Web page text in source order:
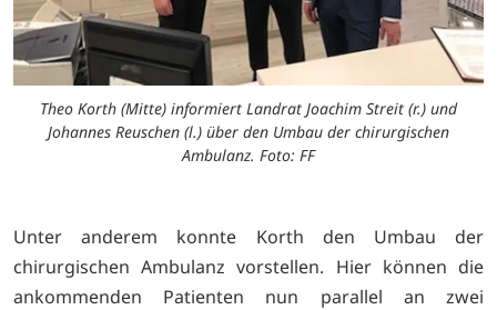
Theo Korth (Mitte) informiert Landrat Joachim Streit (r.) und
Johannes Reuschen (l.) über den Umbau der chirurgischen
Ambulanz. Foto: FF
Unter anderem konnte Korth den Umbau der
chirurgischen Ambulanz vorstellen. Hier können die
ankommenden Patienten nun parallel an zwei